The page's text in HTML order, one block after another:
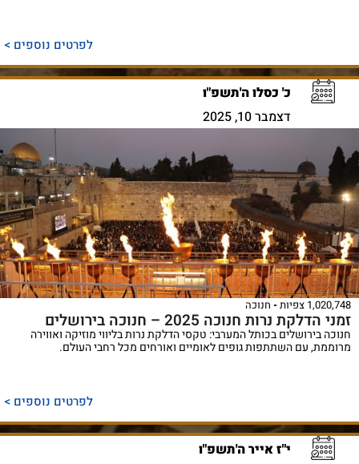
לפרטים נוספים >
כ' כסלו ה'תשפ"ו
דצמבר 10, 2025
1,020,748 צפיות חנוכה
זמני הדלקת נרות חנוכה 2025 – חנוכה בירושלים
חנוכה בירושלים בכותל המערבי: טקסי הדלקת נרות בליווי מוזיקה ואווירה
מרוממת, עם השתתפות גופים לאומיים ואורחים מכל רחבי העולם.
לפרטים נוספים >
י"ז אייר ה'תשפ"ו